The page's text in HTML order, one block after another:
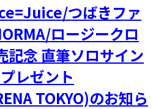
つばきファ
ロージークロ
記念 直筆ソロサイン
レゼント
TOKYO)のお知ら